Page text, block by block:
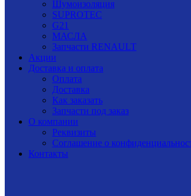
Шумоизоляция
SUPROTEC
G21
МАСЛА
Запчасти RENAULT
Акции
Доставка и оплата
Оплата
Доставка
Как заказать
Запчасти под заказ
О компании
Реквизиты
Соглашение о
Контакты